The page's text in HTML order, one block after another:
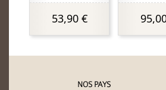
53,90 €
NOS PAYS